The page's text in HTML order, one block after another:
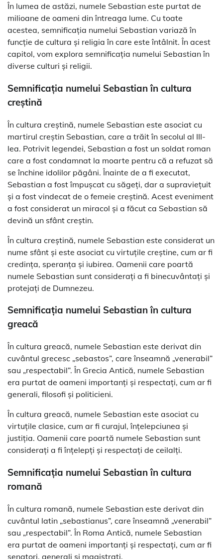
În lumea de astăzi, numele Sebastian este purtat de
milioane de oameni din întreaga lume. Cu toate
acestea, semnificația numelui Sebastian variază în
funcție de cultura și religia în care este întâlnit. În acest
capitol, vom explora semnificația numelui Sebastian în
diverse culturi și religii.
Semnificația numelui Sebastian în cultura
creștină
În cultura creștină, numele Sebastian este asociat cu
martirul creștin Sebastian, care a trăit în secolul al III-
lea. Potrivit legendei, Sebastian a fost un soldat roman
care a fost condamnat la moarte pentru că a refuzat să
se închine idolilor păgâni. Înainte de a fi executat,
Sebastian a fost împușcat cu săgeți, dar a supraviețuit
și a fost vindecat de o femeie creștină. Acest eveniment
a fost considerat un miracol și a făcut ca Sebastian să
devină un sfânt creștin.
În cultura creștină, numele Sebastian este considerat un
nume sfânt și este asociat cu virtuțile creștine, cum ar fi
credința, speranța și iubirea. Oamenii care poartă
numele Sebastian sunt considerați a fi binecuvântați și
protejați de Dumnezeu.
Semnificația numelui Sebastian în cultura
greacă
În cultura greacă, numele Sebastian este derivat din
cuvântul grecesc „sebastos”, care înseamnă „venerabil”
sau „respectabil”. În Grecia Antică, numele Sebastian
era purtat de oameni importanți și respectați, cum ar fi
generali, filosofi și politicieni.
În cultura greacă, numele Sebastian este asociat cu
virtuțile clasice, cum ar fi curajul, înțelepciunea și
justiția. Oamenii care poartă numele Sebastian sunt
considerați a fi înțelepți și respectați de ceilalți.
Semnificația numelui Sebastian în cultura
romană
În cultura romană, numele Sebastian este derivat din
cuvântul latin „sebastianus”, care înseamnă „venerabil”
sau „respectabil”. În Roma Antică, numele Sebastian
era purtat de oameni importanți și respectați, cum ar fi
senatori, generali și magistrați.